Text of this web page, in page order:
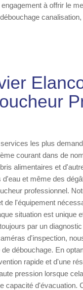
à offrir le
les plus
courant dans de
alimentaires et
et même des
professionnel.
de l'équipement
situation est unique
par un
d'inspection,
débouchage. En
rapide et d'une
pression lorsque
capacité d'évacuation.